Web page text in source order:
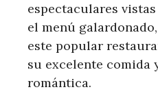
espectaculares
el menú
este popular
su excelente comida
romántica.